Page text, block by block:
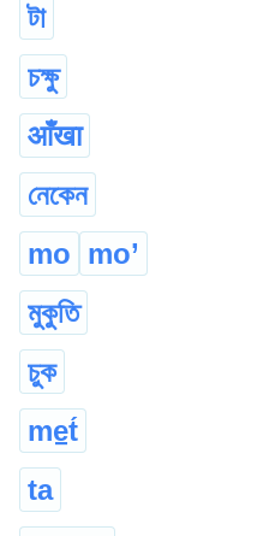
টা
চক্ষু
आँखा
নেকেন
mo mo’
মুকুতি
চুক
me̠t́
ta